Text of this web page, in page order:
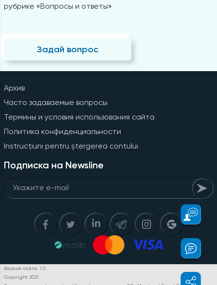
рубрике «Вопросы и ответы»
Задай вопрос
Архив
Часто задаваемые вопросы
Термины и условия использования сайта
Политика конфиденциальности
Instrucțiuni pentru ștergerea contului
Подписка на Newsline
Версия сайта: 1.0
Copyright 2021